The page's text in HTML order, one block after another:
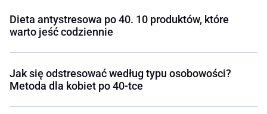
Dieta antystresowa po 40. 10 produktów, które
warto jeść codziennie
Jak się odstresować według typu osobowości?
Metoda dla kobiet po 40-tce